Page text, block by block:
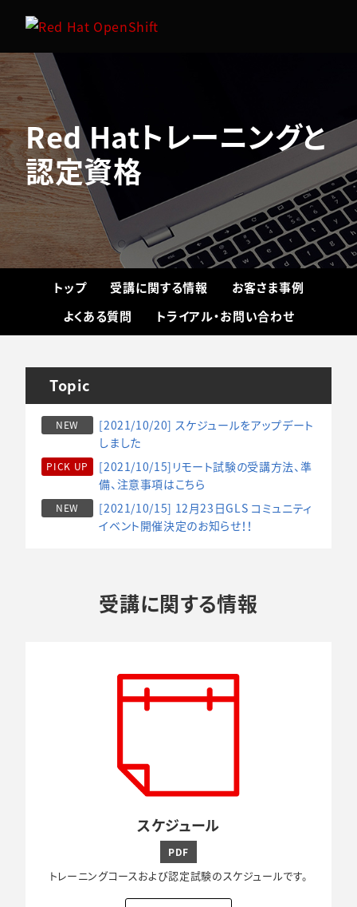
Red Hatトレーニングと
認定資格
トップ 受講に関する情報
お客さま事例
よくある質問
トライアル・お問い合わせ
Topic
NEW
[2021/10/20] スケジュールをアップデート
しました
PICK UP
[2021/10/15]リモート試験の受講方法、準
備、注意事項はこちら
NEW
[2021/10/15] 12月23日GLS コミュニティ
イベント開催決定のお知らせ！！
受講に関する情報
スケジュール
PDF
トレーニングコースおよび認定試験のスケジュールです。